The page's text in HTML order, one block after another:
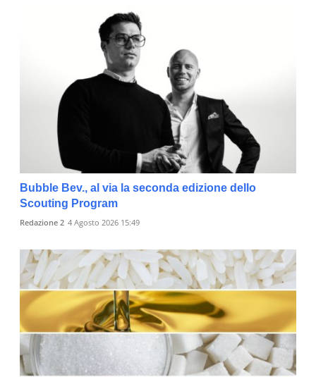
Bubble Bev., al via la seconda edizione dello
Scouting Program
Redazione 2 4 Agosto 2026 15:49